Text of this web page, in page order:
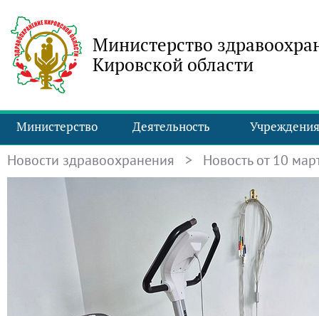
Министерство
Кировской области
Министерство Деятельность Учреждения
Новости здравоохранения > Новость от 10